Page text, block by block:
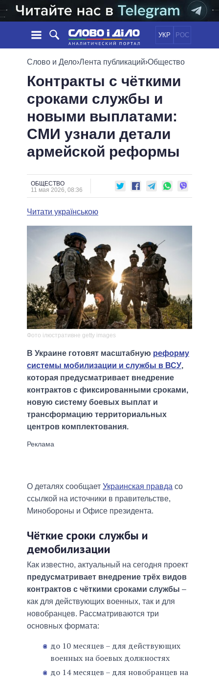
УКР РОС
НОВОСТИ
ЛЕНТА
СОБЫТИЯ
СТАТЬИ
ОБЗОРЫ
ДАЙДЖЕСТЫ
ПОЛИТИКА
ЭКОНОМИКА
ОБЩЕСТВО
ОБЕЩАНИЯ
ПОЛИТИКИ
ВСЕ ПОЛИТИКИ
ПРЕЗИДЕНТ И ОФИС
ВЕРХОВНАЯ РАДА
ГЛАВЫ ОБЛАДМИНИСТРАЦИЙ
МЭРЫ
ВСЕ ПЕРСОНЫ
ВИДЕО
СРАВНЕНИЕ ПОЛИТИКОВ
Слово и Дело›Лента публикаций›Общество
Контракты с чёткими
сроками службы и
новыми выплатами:
СМИ узнали детали
армейской реформы
ОБЩЕСТВО
11 мая 2026, 08:36
Читати українською
Фото ілюстративне getty images
В Украине готовят масштабную реформу
системы мобилизации и службы в ВСУ,
которая предусматривает внедрение
контрактов с фиксированными сроками,
новую систему боевых выплат и
трансформацию территориальных
центров комплектования.
О деталях сообщает Украинская правда со
ссылкой на источники в правительстве,
Минобороны и Офисе президента.
Чёткие сроки службы и
демобилизации
Как известно, актуальный на сегодня проект
предусматривает внедрение трёх видов
контрактов с чёткими сроками службы –
как для действующих военных, так и для
новобранцев. Рассматриваются три
основных формата:
до 10 месяцев – для действующих
военных на боевых должностях
до 14 месяцев – для новобранцев на